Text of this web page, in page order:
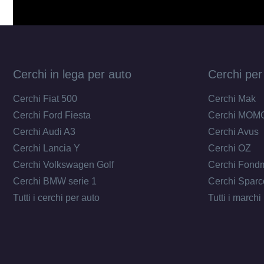
Cerchi in lega per auto
Cerchi Fiat 500
Cerchi Ford Fiesta
Cerchi Audi A3
Cerchi Lancia Y
Cerchi Volkswagen Golf
Cerchi BMW serie 1
Tutti i cerchi per auto
Cerchi
Cerchi Mak
Cerchi
Cerchi Avus
Cerchi OZ
Cerchi
Cerchi
Tutti i marchi